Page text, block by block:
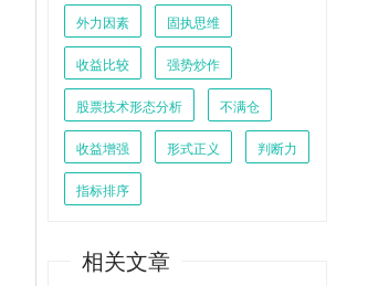
外力因素 固执思维
收益比较 强势炒作
股票技术形态分析 不满仓
收益增强 形式正义 判断力
指标排序
相关文章